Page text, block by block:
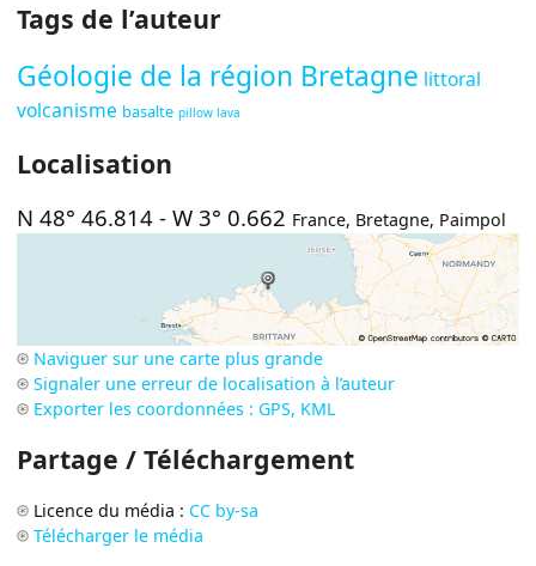
Tags de l’auteur
Géologie de la région Bretagne littoral
volcanisme basalte pillow lava
Localisation
N 48° 46.814 -W 3° 0.662 France, Bretagne, Paimpol
Naviguer sur une carte plus grande
Signaler une erreur de localisation à l’auteur
Exporter les coordonnées : GPS, KML
Partage / Téléchargement
Licence du média : CC by-sa
Télécharger le média